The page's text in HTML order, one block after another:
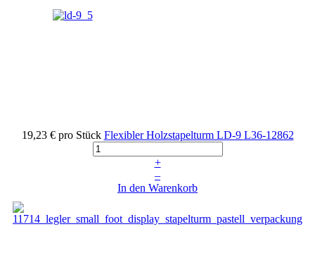
19,23 € pro Stück Flexibler Holzstapelturm LD-9 L36-12862
+
–
In den Warenkorb